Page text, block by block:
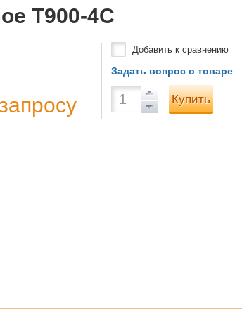
T900-4C
Добавить к сравнению
Задать вопрос о товаре
Купить